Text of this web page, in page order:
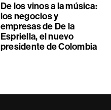
De los vinos a la música:
los negocios y
empresas de De la
Espriella, el nuevo
presidente de Colombia